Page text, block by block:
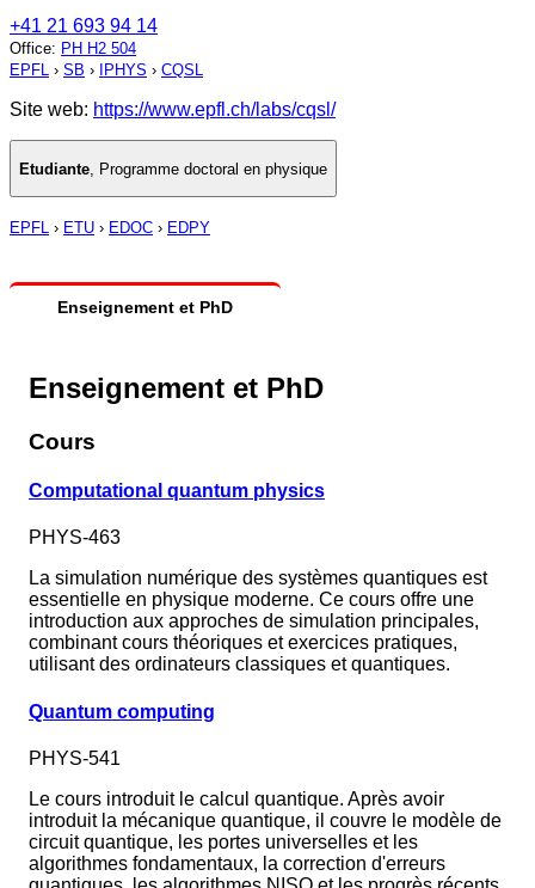
+41 21 693 94 14
Office: PH H2 504
EPFL › SB › IPHYS › CQSL
Site web: https://www.epfl.ch/labs/cqsl/
Etudiante Programme doctoral en physique
EPFL › ETU › EDOC › EDPY
Enseignement et PhD
Enseignement et PhD
Cours
Computational quantum physics
PHYS-463
La simulation numérique des systèmes quantiques est
essentielle en physique moderne. Ce cours offre une
introduction aux approches de simulation principales,
combinant cours théoriques et exercices pratiques,
utilisant des ordinateurs classiques et quantiques.
Quantum computing
PHYS-541
Le cours introduit le calcul quantique. Après avoir
introduit la mécanique quantique, il couvre le modèle de
circuit quantique, les portes universelles et les
algorithmes fondamentaux, la correction d'erreurs